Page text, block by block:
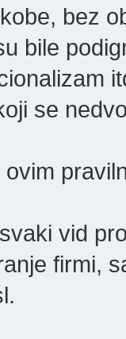
bez
bile
se
ovim
vid
firmi,